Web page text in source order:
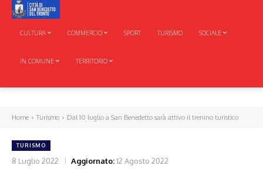
CULTURA COMMERCIO SPORT TURISMO SOCIALE
IN COMUNE TERRITORIO
Home Turismo Dal 10 luglio a San Benedetto sarà attivo il trenino turistico
TURISMO
8 Luglio 2022 Aggiornato:12 Agosto 2022